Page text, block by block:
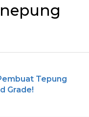
Tepung
Grade!